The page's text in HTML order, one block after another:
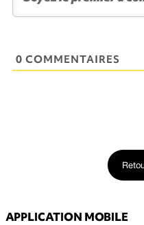
0 COMMENTAIRES
APPLICATION MOBILE